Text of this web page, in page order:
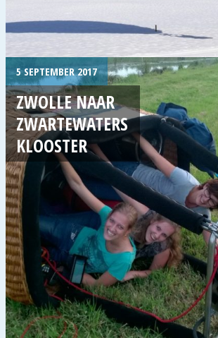
5 SEPTEMBER 2017
ZWOLLE NAAR
ZWARTEWATERS
KLOOSTER